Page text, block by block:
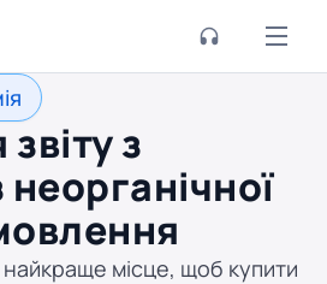
з
місце, щоб купити